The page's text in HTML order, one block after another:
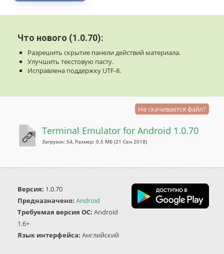
Что нового (1.0.70):
Разрешить скрытие панели действий материала.
Улучшить текстовую пасту.
Исправлена поддержку UTF-8.
Не скачивается файл?
Terminal Emulator for Android 1.0.70
Загрузок: 54, Размер: 0.5 МБ (21 Сен 2018)
Версия: 1.0.70
Предназначено: Android
Требуемая версия ОС: Android
1.6+
Язык интерфейса: Английский